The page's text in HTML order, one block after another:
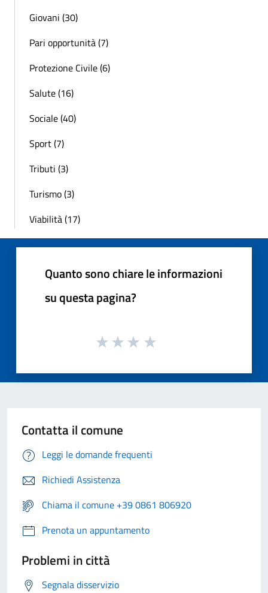
Giovani (30)
Pari opportunità (7)
Protezione Civile (6)
Salute (16)
Sociale (40)
Sport (7)
Tributi (3)
Turismo (3)
Viabilità (17)
Quanto sono chiare le informazioni
su questa pagina?
Contatta il comune
Leggi le domande frequenti
Richiedi Assistenza
Chiama il comune +39 0861 806920
Prenota un appuntamento
Problemi in città
Segnala disservizio